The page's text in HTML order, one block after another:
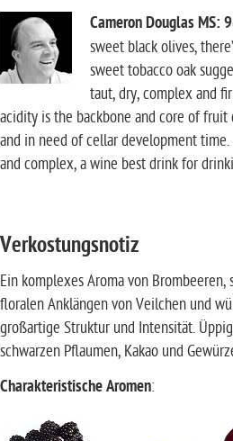
Cameron Douglas
sweet black olives,
sweet tobacco oak
taut, dry, complex and
acidity is the backbone and core of
and in need of cellar development
and complex, a wine best drink for
Verkostungsnotiz
Ein komplexes Aroma von
floralen Anklängen von Veilchen und
großartige Struktur und Intensität.
schwarzen Pflaumen, Kakao und
Charakteristische Aromen: